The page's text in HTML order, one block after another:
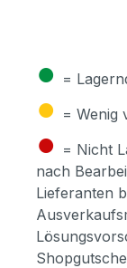
● =
● = Wenig
● = Nicht
nach
Lieferanten